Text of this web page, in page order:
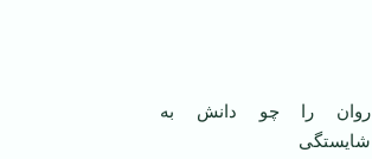
روان را چو دانش به
شایستگی